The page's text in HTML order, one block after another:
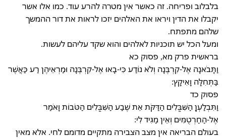
בלבלוב ופריחה. זה כאשר אין מטרה להרע עוד. כמו אלו אשר
יקבלו את הדין ויראו את האלהים יזכו לראות את דור ההמשך
שלהם מתפתח.
ומעל הכל יש תוכניות לאלהים והוא שקד עליהם לעשות.
בראשית פרק מא, פסוק כא
וַתָּבֹאנָה אֶל-קִרְבֶּנָה וְלֹא נוֹדַע כִּי-בָאוּ אֶל-קִרְבֶּנָה וּמַרְאֵיהֶן רַע כַּאֲשֶׁר
בַּתְּחִלָּה וָאִיקָץ:
פסוק כד
וַתִּבְלַעְןָ הַשִּׁבֳּלִים הַדַּקֹּת אֵת שֶׁבַע הַשִּׁבֳּלִים הַטֹּבוֹת וָאֹמַר
אֶל-הַחַרְטֻמִּים וְאֵין מַגִּיד לִי:
בעולם הבריאה אין מצב הצבירה מתקיים מדומם לחי. אלא מאין